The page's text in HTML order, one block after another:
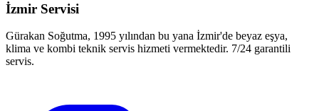
İzmir Servisi
Gürakan Soğutma, 1995 yılından bu yana İzmir'de beyaz eşya,
klima ve kombi teknik servis hizmeti vermektedir. 7/24 garantili
servis.